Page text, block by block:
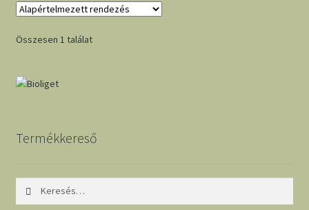
Összesen 1 találat
Termékkereső